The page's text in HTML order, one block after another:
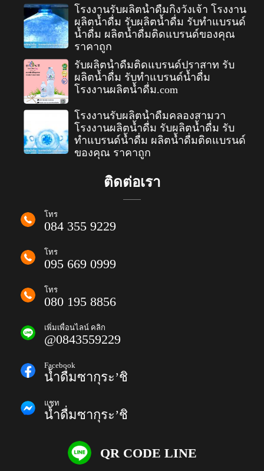
โรงงานรับผลิตน้ำดื่มกิ่งวังเจ้า โรงงาน
ผลิตน้ำดื่ม รับผลิตน้ำดื่ม รับทำแบรนด์
น้ำดื่ม ผลิตน้ำดื่มติดแบรนด์ของคุณ
ราคาถูก
รับผลิตน้ำดื่มติดแบรนด์ปราสาท รับ
ผลิตน้ำดื่ม รับทำแบรนด์น้ำดื่ม
โรงงานผลิตน้ำดื่ม.com
โรงงานรับผลิตน้ำดื่มคลองสามวา
โรงงานผลิตน้ำดื่ม รับผลิตน้ำดื่ม รับ
ทำแบรนด์น้ำดื่ม ผลิตน้ำดื่มติดแบรนด์
ของคุณ ราคาถูก
ติดต่อเรา
โทร
084 355 9229
โทร
095 669 0999
โทร
080 195 8856
เพิ่มเพื่อนไลน์ คลิก
@0843559229
Facebook
น้ำดื่มซากุระ’ชิ
แชท
น้ำดื่มซากุระ’ชิ
QR CODE LINE